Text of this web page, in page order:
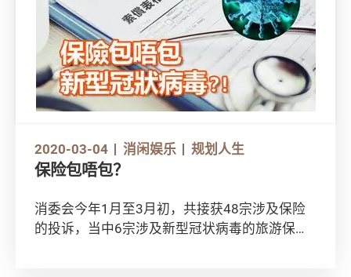
2020-03-04 消闲娱乐 规划人生
保险包唔包？
消委会今年1月至3月初，共接获48宗涉及保险
的投诉，当中6宗涉及新型冠状病毒的旅游保险